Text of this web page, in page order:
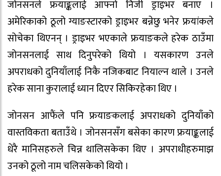
जोनसनले फ्रयाङ्कलाई आफ्नो निजी ड्राइभर बनाए ।
अमेरिकाको ठूलो ग्याङस्टारको ड्राइभर बन्नेछु भनेर फ्रयांकले
सोचेका थिएनन् । ड्राइभर भएकाले फ्रयाङकले हरेक ठाउँमा
जोनसनलाई साथ दिनुपरेको थियो । यसकारण उनले
अपराधको दुनियाँलाई निकै नजिकबाट नियाल्न थाले । उनले
हरेक साना कुरालाई ध्यान दिएर सिकिरहेका थिए ।
जोनसन आफैंले पनि फ्रयाङकलाई अपराधको दुनियाँको
वास्तविकता बताउँथे । जोनसनसँग बसेका कारण फ्रयाङ्कलाई
धेरै मानिसहरुले चिन्न थालिसकेका थिए । अपराधीहरुमाझ
उनको ठूलो नाम चलिसकेको थियो ।